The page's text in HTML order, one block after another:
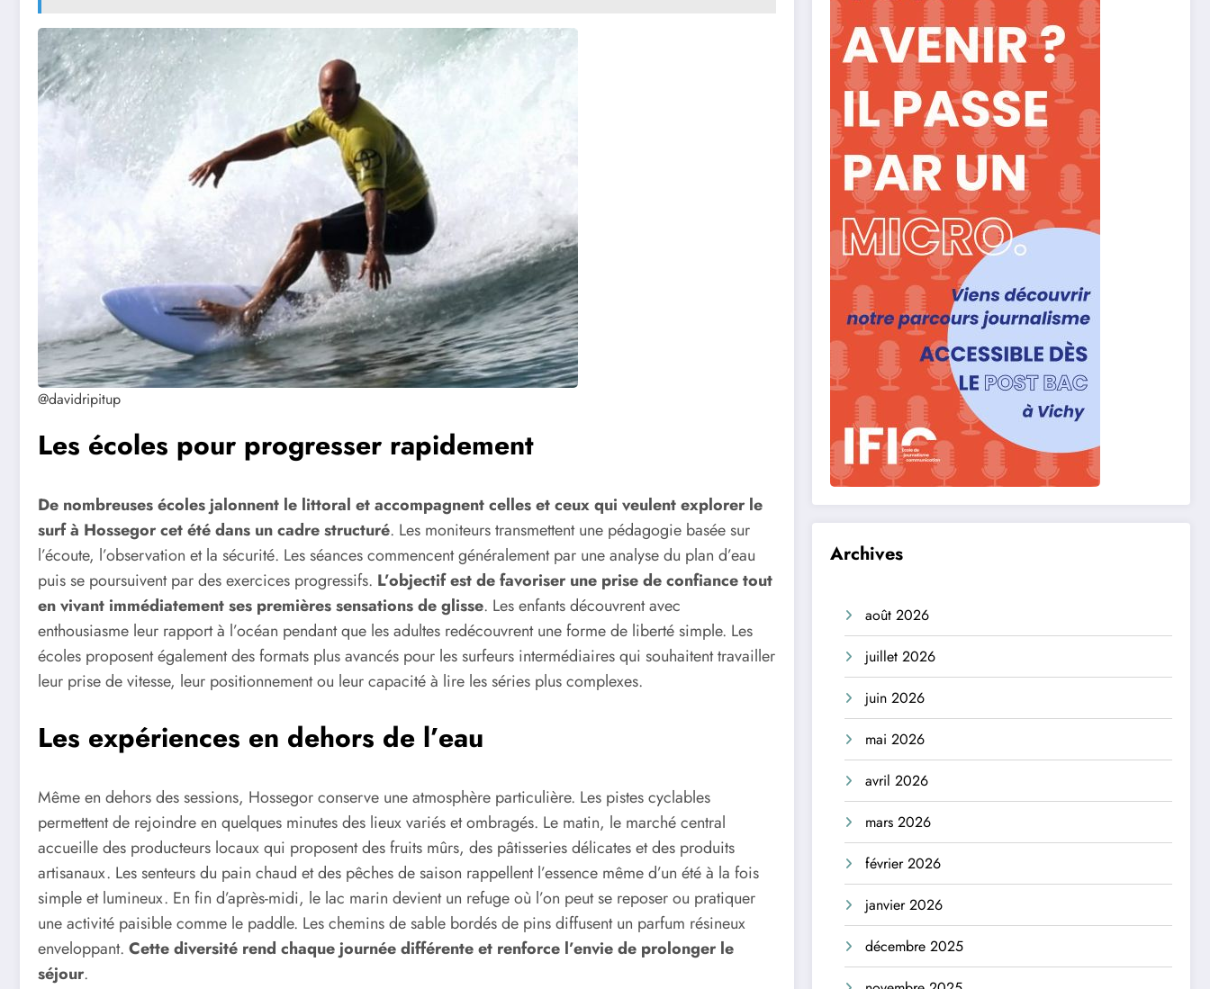
@davidripitup
Les écoles pour progresser rapidement
De nombreuses écoles jalonnent le littoral et accompagnent celles et ceux qui veulent explorer le
surf à Hossegor cet été dans un cadre structuré. Les moniteurs transmettent une pédagogie basée sur
l’écoute, l’observation et la sécurité. Les séances commencent généralement par une analyse du plan d’eau
puis se poursuivent par des exercices progressifs. L’objectif est de favoriser une prise de confiance tout
en vivant immédiatement ses premières sensations de glisse. Les enfants découvrent avec
enthousiasme leur rapport à l’océan pendant que les adultes redécouvrent une forme de liberté simple. Les
écoles proposent également des formats plus avancés pour les surfeurs intermédiaires qui souhaitent travailler
leur prise de vitesse, leur positionnement ou leur capacité à lire les séries plus complexes.
Les expériences en dehors de l’eau
Même en dehors des sessions, Hossegor conserve une atmosphère particulière. Les pistes cyclables
permettent de rejoindre en quelques minutes des lieux variés et ombragés. Le matin, le marché central
accueille des producteurs locaux qui proposent des fruits mûrs, des pâtisseries délicates et des produits
artisanaux. Les senteurs du pain chaud et des pêches de saison rappellent l’essence même d’un été à la fois
simple et lumineux. En fin d’après-midi, le lac marin devient un refuge où l’on peut se reposer ou pratiquer
une activité paisible comme le paddle. Les chemins de sable bordés de pins diffusent un parfum résineux
enveloppant. Cette diversité rend chaque journée différente et renforce l’envie de prolonger le
séjour.
Archives
août 2026
juillet 2026
juin 2026
mai 2026
avril 2026
mars 2026
février 2026
janvier 2026
décembre 2025